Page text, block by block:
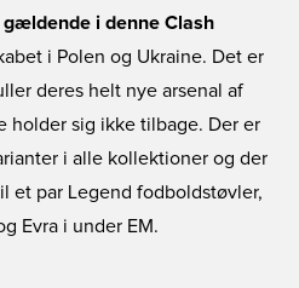
i denne Clash
i Polen og Ukraine. Det er
deres helt nye arsenal af
holder sig ikke tilbage. Der er
i alle kollektioner og der
et par Legend fodboldstøvler,
Evra i under EM.